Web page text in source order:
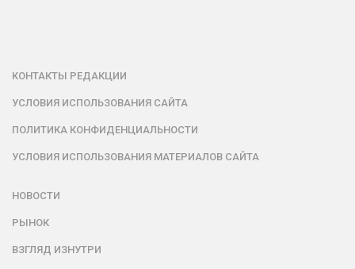
КОНТАКТЫ РЕДАКЦИИ
УСЛОВИЯ ИСПОЛЬЗОВАНИЯ САЙТА
ПОЛИТИКА КОНФИДЕНЦИАЛЬНОСТИ
УСЛОВИЯ ИСПОЛЬЗОВАНИЯ МАТЕРИАЛОВ САЙТА
НОВОСТИ
РЫНОК
ВЗГЛЯД ИЗНУТРИ